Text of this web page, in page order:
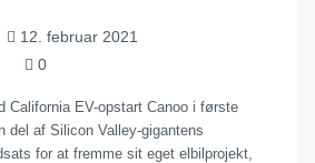
12. februar 2021
0
California EV-opstart Canoo i første
del af Silicon Valley-gigantens
for at fremme sit eget elbilprojekt,